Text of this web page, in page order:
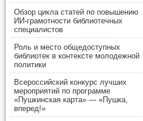
Обзор цикла статей по повышению
ИИ-грамотности библиотечных
специалистов
Роль и место общедоступных
библиотек в контексте молодежной
политики
Всероссийский конкурс лучших
мероприятий по программе
«Пушкинская карта» — «Пушка,
вперед!»